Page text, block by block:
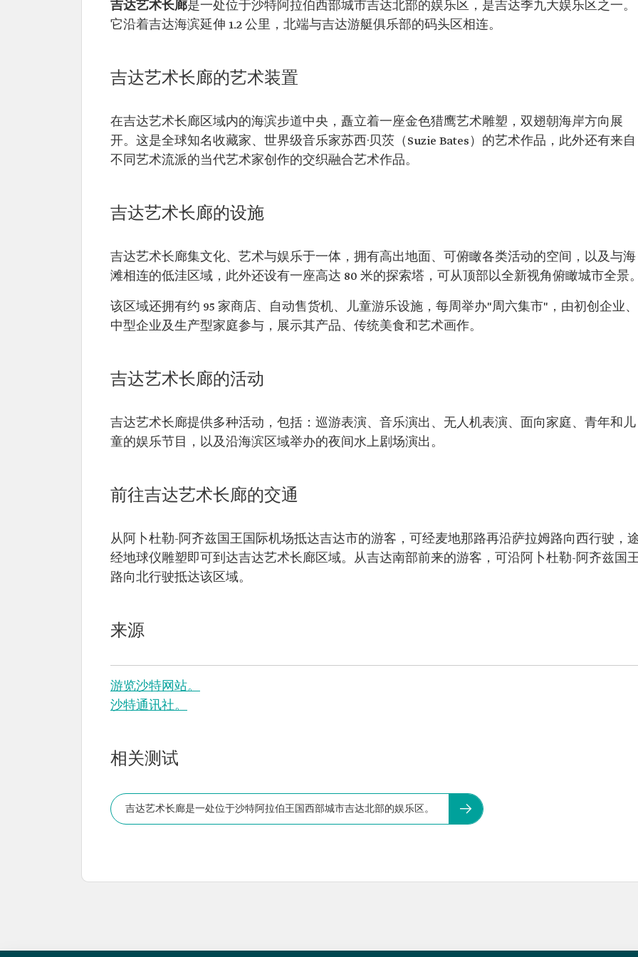
吉达艺术长廊是一处位于沙特阿拉伯西部城市吉达北部的娱乐区，是吉达季九大娱乐区之一。
它沿着吉达海滨延伸 1.2 公里，北端与吉达游艇俱乐部的码头区相连。
吉达艺术长廊的艺术装置
在吉达艺术长廊区域内的海滨步道中央，矗立着一座金色猎鹰艺术雕塑，双翅朝海岸方向展
开。这是全球知名收藏家、世界级音乐家苏西·贝茨（Suzie Bates）的艺术作品，此外还有来自
不同艺术流派的当代艺术家创作的交织融合艺术作品。
吉达艺术长廊的设施
吉达艺术长廊集文化、艺术与娱乐于一体，拥有高出地面、可俯瞰各类活动的空间，以及与海
滩相连的低洼区域，此外还设有一座高达 80 米的探索塔，可从顶部以全新视角俯瞰城市全景
该区域还拥有约 95 家商店、自动售货机、儿童游乐设施，每周举办"周六集市"，由初创企业、
中型企业及生产型家庭参与，展示其产品、传统美食和艺术画作。
吉达艺术长廊的活动
吉达艺术长廊提供多种活动，包括：巡游表演、音乐演出、无人机表演、面向家庭、青年和儿
童的娱乐节目，以及沿海滨区域举办的夜间水上剧场演出。
前往吉达艺术长廊的交通
从阿卜杜勒-阿齐兹国王国际机场抵达吉达市的游客，可经麦地那路再沿萨拉姆路向西行驶，
经地球仪雕塑即可到达吉达艺术长廊区域。从吉达南部前来的游客，可沿阿卜杜勒-阿齐兹国
路向北行驶抵达该区域。
来源
游览沙特网站。
沙特通讯社。
相关测试
吉达艺术长廊是一处位于沙特阿拉伯王国西部城市吉达北部的娱乐区。